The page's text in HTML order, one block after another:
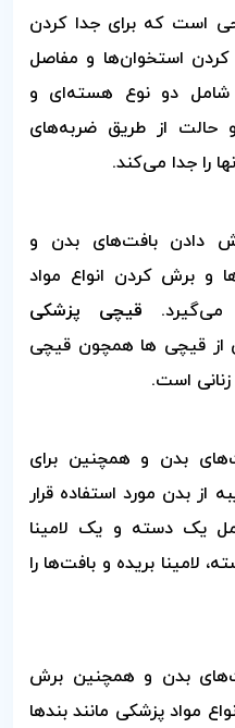
است که برای جدا کردن
استخوان‌ها و مفاصل
شامل دو نوع هسته‌ای و
حالت از طریق ضربه‌های
را جدا می‌کند.
دادن بافت‌های بدن و
و برش کردن انواع مواد
می‌گیرد. قیچی پزشکی
از قیچی ها همچون قیچی
است.
بدن و همچنین برای
از بدن مورد استفاده قرار
یک دسته و یک لامینا
لامینا بریده و بافت‌ها را
بدن و همچنین برش
مواد پزشکی مانند بندها